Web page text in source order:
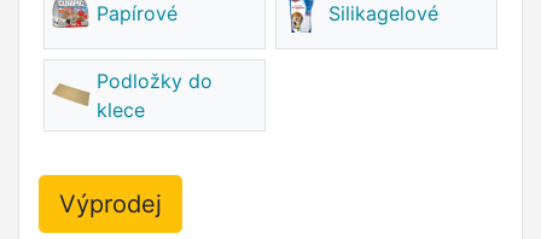
Papírové Silikagelové
Podložky do
klece
Výprodej